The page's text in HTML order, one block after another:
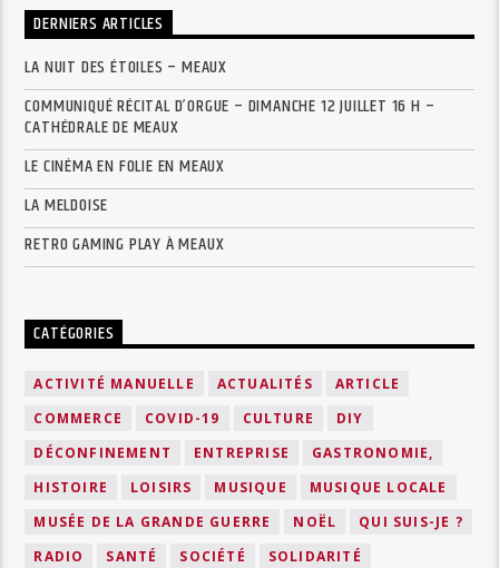
DERNIERS ARTICLES
LA NUIT DES ÉTOILES – MEAUX
COMMUNIQUÉ RÉCITAL D’ORGUE – DIMANCHE 12 JUILLET 16 H –
CATHÉDRALE DE MEAUX
LE CINÉMA EN FOLIE EN MEAUX
LA MELDOISE
RETRO GAMING PLAY À MEAUX
CATÉGORIES
ACTIVITÉ MANUELLE ACTUALITÉS
ARTICLE
COMMERCE
COVID-19 CULTURE
DIY
DÉCONFINEMENT
ENTREPRISE
GASTRONOMIE,
HISTOIRE
LOISIRS MUSIQUE
MUSIQUE LOCALE
MUSÉE DE LA GRANDE GUERRE
NOËL
QUI SUIS-JE ?
RADIO
SANTÉ SOCIÉTÉ
SOLIDARITÉ